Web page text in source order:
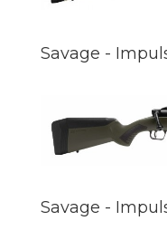
Savage -
Savage -